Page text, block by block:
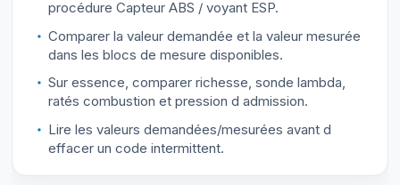
procédure Capteur ABS / voyant ESP.
Comparer la valeur demandée et la valeur mesurée
dans les blocs de mesure disponibles.
Sur essence, comparer richesse, sonde lambda,
ratés combustion et pression d admission.
Lire les valeurs demandées/mesurées avant d
effacer un code intermittent.